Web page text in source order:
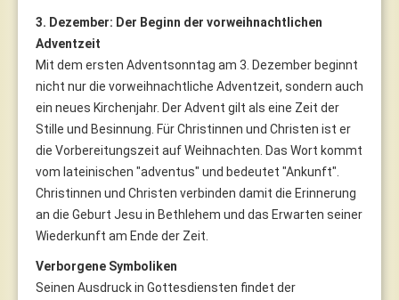
3. Dezember: Der Beginn der vorweihnachtlichen
Adventzeit
Mit dem ersten Adventsonntag am 3. Dezember beginnt
nicht nur die vorweihnachtliche Adventzeit, sondern auch
ein neues Kirchenjahr. Der Advent gilt als eine Zeit der
Stille und Besinnung. Für Christinnen und Christen ist er
die Vorbereitungszeit auf Weihnachten. Das Wort kommt
vom lateinischen "adventus" und bedeutet "Ankunft".
Christinnen und Christen verbinden damit die Erinnerung
an die Geburt Jesu in Bethlehem und das Erwarten seiner
Wiederkunft am Ende der Zeit.
Verborgene Symboliken
Seinen Ausdruck in Gottesdiensten findet der